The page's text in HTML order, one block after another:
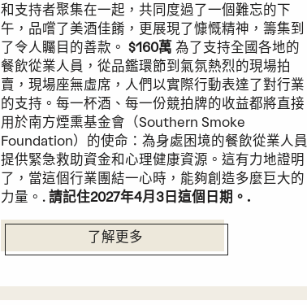
和支持者聚集在一起，共同度過了一個難忘的下
午，品嚐了美酒佳餚，更展現了慷慨精神，籌集到
了令人矚目的善款。 $160萬為了支持全國各地的
餐飲從業人員，從品鑑環節到氣氛熱烈的現場拍
賣，現場座無虛席，人們以實際行動表達了對行業
的支持。每一杯酒、每一份競拍牌的收益都將直接
用於南方煙熏基金會（Southern Smoke
Foundation）的使命：為身處困境的餐飲從業人員
提供緊急救助資金和心理健康資源。這有力地證明
了，當這個行業團結一心時，能夠創造多麼巨大的
力量。. 請記住2027年4月3日這個日期。.
了解更多